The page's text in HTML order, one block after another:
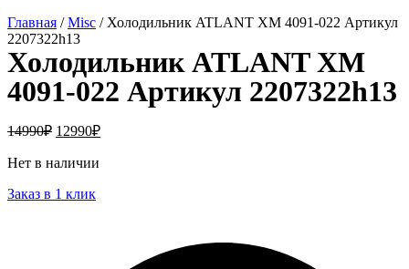
Главная /Misc / Холодильник ATLANT ХМ 4091-022 Артикул
2207322h13
Холодильник ATLANT ХМ
4091-022 Артикул 2207322h13
14990₽ 12990₽
Нет в наличии
Заказ в 1 клик